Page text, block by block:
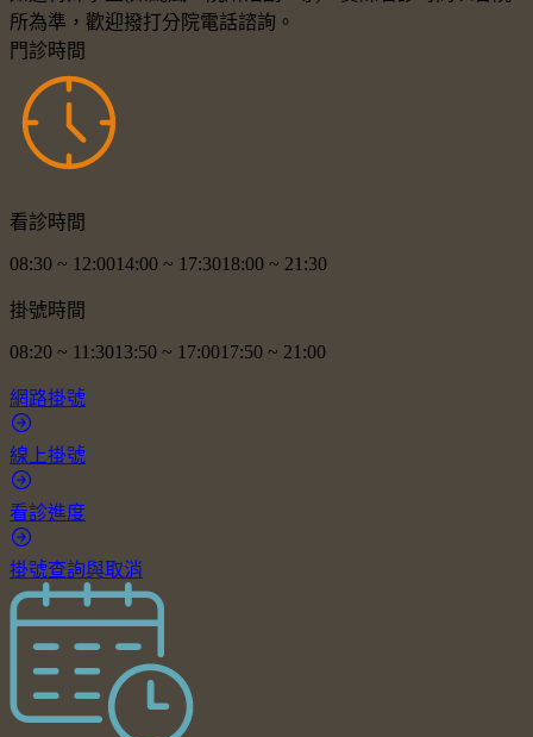
所為準，歡迎撥打分院電話諮詢。
門診時間
看診時間
08:30 ~ 12:0014:00 ~ 17:3018:00 ~ 21:30
掛號時間
08:20 ~ 11:3013:50 ~ 17:0017:50 ~ 21:00
網路掛號
線上掛號
看診進度
掛號查詢與取消